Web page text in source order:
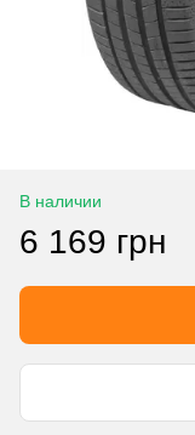
В наличии
6 169 грн